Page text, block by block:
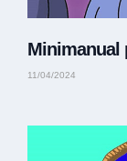
Minimanual
11/04/2024